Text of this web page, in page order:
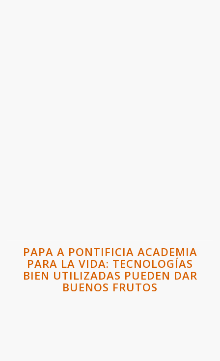
PAPA A PONTIFICIA ACADEMIA
PARA LA VIDA: TECNOLOGÍAS
BIEN UTILIZADAS PUEDEN DAR
BUENOS FRUTOS